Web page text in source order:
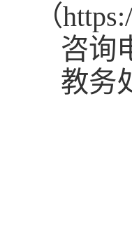
（
咨询
教务